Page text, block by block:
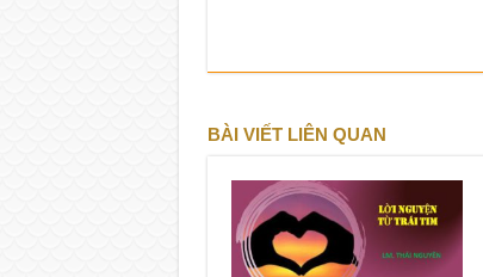
BÀI VIẾT LIÊN QUAN